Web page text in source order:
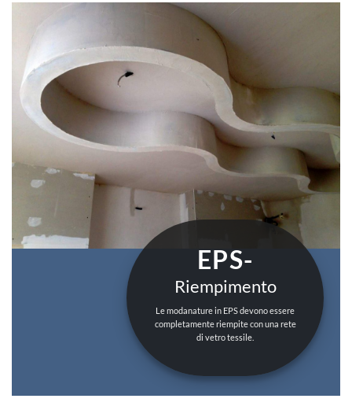
EPS-
Riempimento
Le modanature in EPS devono essere
completamente riempite con una rete
di vetro tessile.